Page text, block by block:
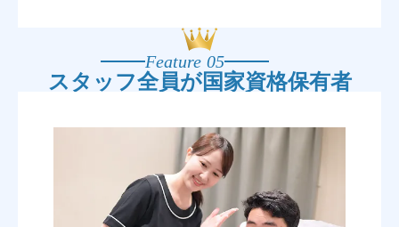
Feature 05
スタッフ全員が国家資格保有者